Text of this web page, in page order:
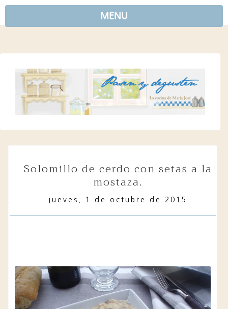
MENU
solomillo de cerdo con setas a la
mostaza.
jueves, 1 de octubre de 2015